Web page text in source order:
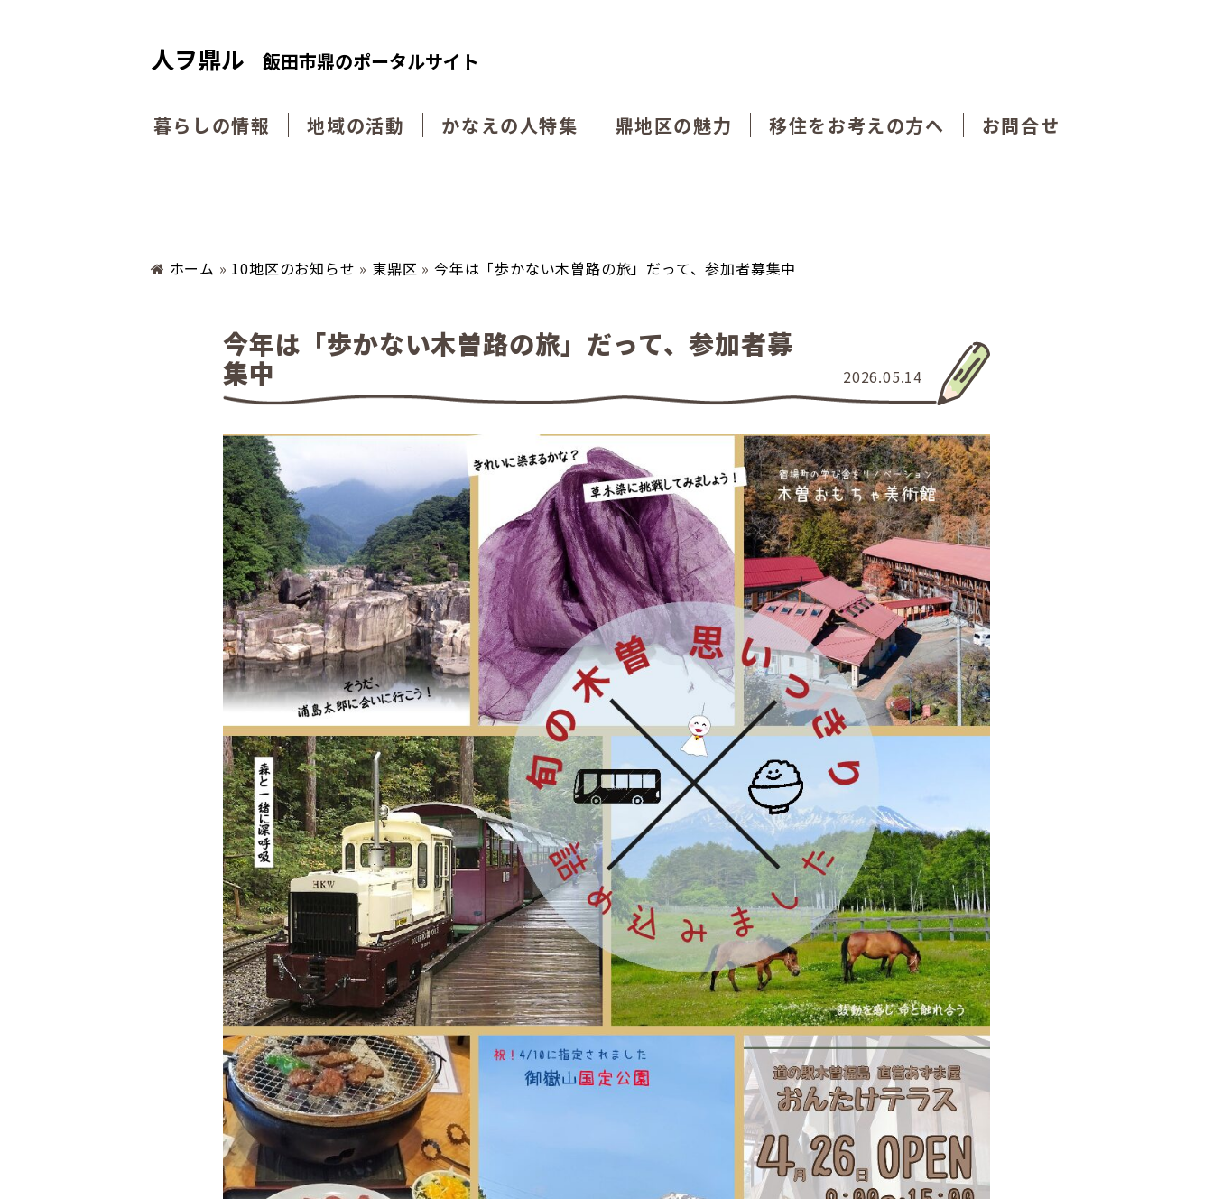
人ヲ鼎ル 飯田市鼎のポータルサイト
暮らしの情報 地域の活動 かなえの人特集 鼎地区の魅力 移住をお考えの方へ お問合せ
ホーム » 10地区のお知らせ » 東鼎区 » 今年は「歩かない木曽路の旅」だって、参加者募集中
2026.05.14
今年は「歩かない木曽路の旅」だって、参加者募
集中